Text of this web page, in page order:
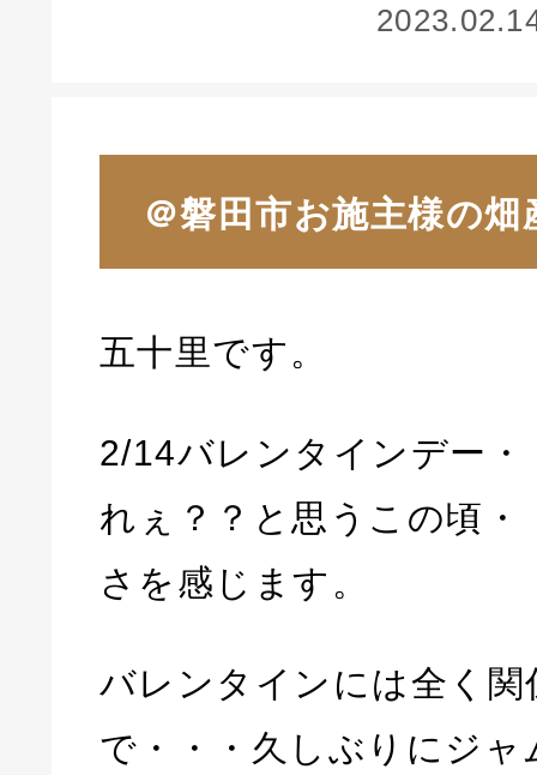
＠磐田市お施主様の畑
五十里です。
2/14バレンタインデー・
れぇ？？と思うこの頃・
さを感じます。
バレンタインには全く関
で・・・久しぶりにジ